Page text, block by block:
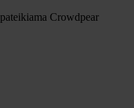
pateikiama Crowdpear